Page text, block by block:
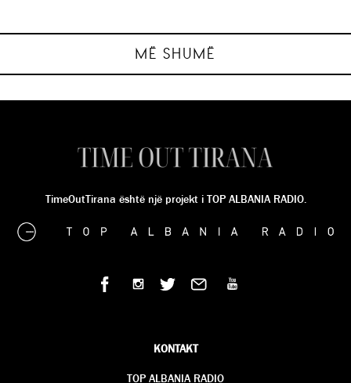
MË SHUMË
TimeOutTirana është një projekt i TOP ALBANIA RADIO.
KONTAKT
TOP ALBANIA RADIO